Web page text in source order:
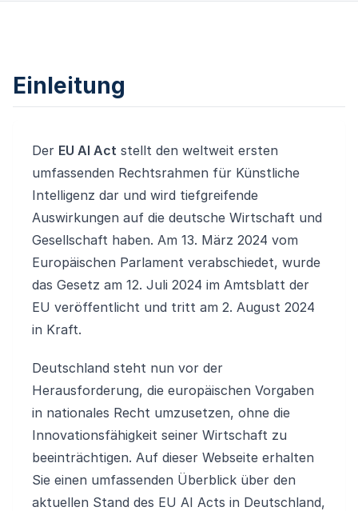
Einleitung
Der EU AI Act stellt den weltweit ersten
umfassenden Rechtsrahmen für Künstliche
Intelligenz dar und wird tiefgreifende
Auswirkungen auf die deutsche Wirtschaft und
Gesellschaft haben. Am 13. März 2024 vom
Europäischen Parlament verabschiedet, wurde
das Gesetz am 12. Juli 2024 im Amtsblatt der
EU veröffentlicht und tritt am 2. August 2024
in Kraft.
Deutschland steht nun vor der
Herausforderung, die europäischen Vorgaben
in nationales Recht umzusetzen, ohne die
Innovationsfähigkeit seiner Wirtschaft zu
beeinträchtigen. Auf dieser Webseite erhalten
Sie einen umfassenden Überblick über den
aktuellen Stand des EU AI Acts in Deutschland,